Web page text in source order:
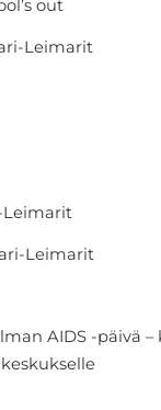
out
Leimarit
Leimarit
Leimarit
AIDS -päivä